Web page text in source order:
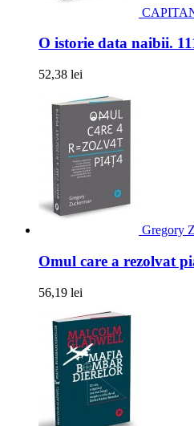
O istorie data naibii.
52,38 lei
Gregory
Omul care a rezolvat
56,19 lei